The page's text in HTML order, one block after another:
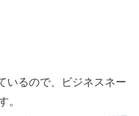
いるので、ビジネスネー
。